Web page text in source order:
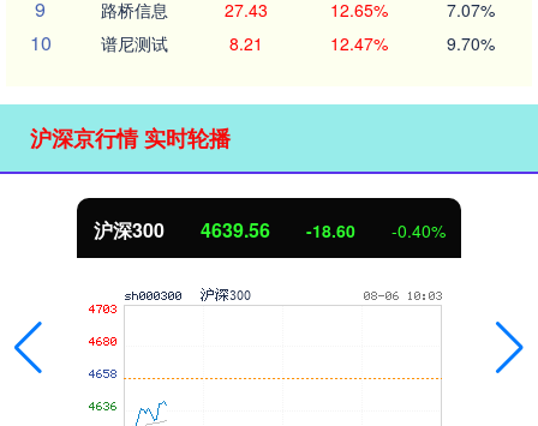
9 路桥信息 27.43 12.65% 7.07%
10 谱尼测试 8.21 12.47% 9.70%
沪深京行情 实时轮播
北证50 1122.98 3.52